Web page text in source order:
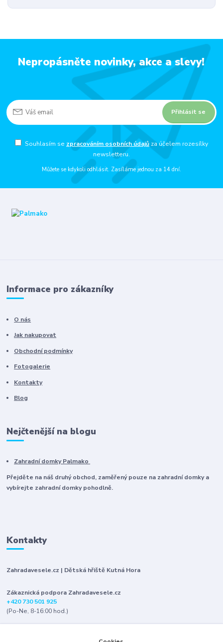
Nepropásněte novinky, akce a slevy!
Přihlásit se
Souhlasím se zpracováním osobních údajůza účelem rozesílky
newsletteru.
Můžete se kdykoli odhlásit. Zasíláme jednou za 14 dní.
Informace pro zákazníky
O nás
Jak nakupovat
Obchodní podmínky
Fotogalerie
Kontakty
Blog
Nejčtenější na blogu
Zahradní domky Palmako
Přejděte na náš druhý obchod, zaměřený pouze na zahradní domky a
vybírejte zahradní domky pohodlně.
Kontakty
Zahradavesele.cz | Dětská hřiště Kutná Hora
Zákaznická podpora Zahradavesele.cz
+420 730 501 925
(Po-Ne, 8-16:00 hod.)